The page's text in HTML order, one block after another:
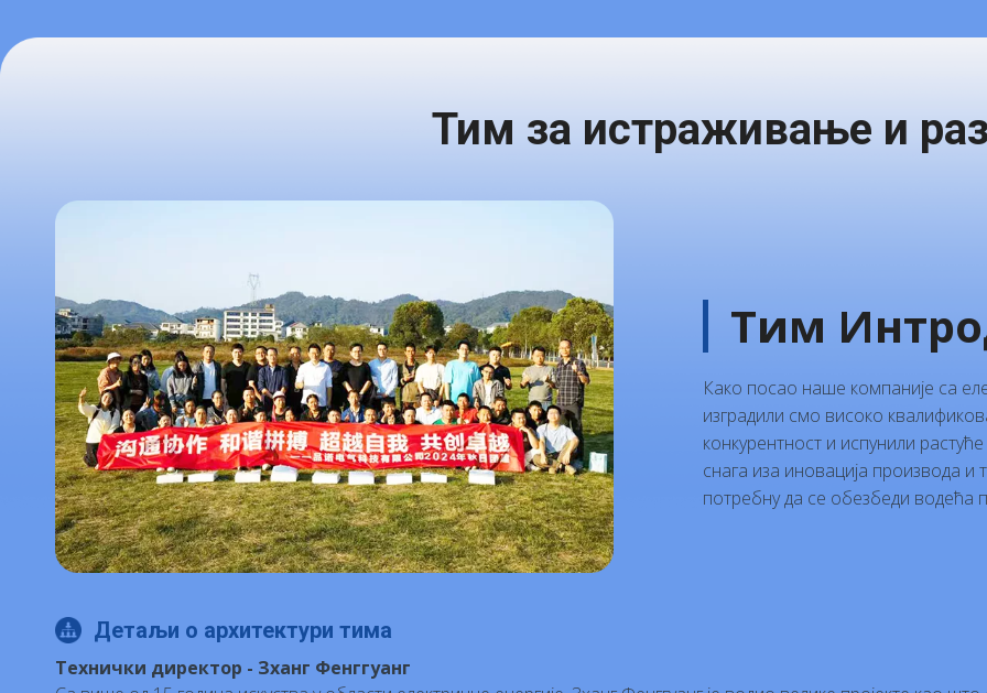
Тим за истраживање и
Тим
Како посао наше компаније са
изградили смо високо
конкурентност и испунили
снага иза иновација производа и
потребну да се обезбеди водећа
Детаљи о архитектури тима
Технички директор - Зханг Фенггуанг